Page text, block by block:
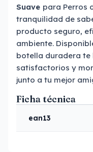
Suave para Perros
tranquilidad de
producto seguro,
ambiente.
botella duradera te
satisfactorios y
junto a tu mejor
Ficha técnica
ean13